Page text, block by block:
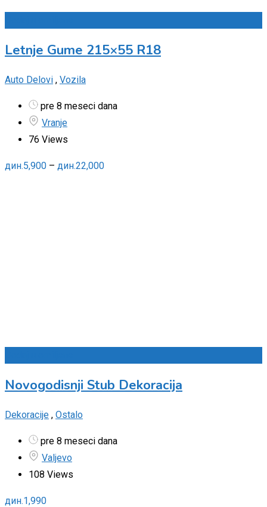
Letnje Gume 215×55 R18
Auto Delovi , Vozila
pre 8 meseci dana
Vranje
76 Views
дин.5,900 – дин.22,000
Novogodisnji Stub Dekoracija
Dekoracije , Ostalo
pre 8 meseci dana
Valjevo
108 Views
дин.1,990